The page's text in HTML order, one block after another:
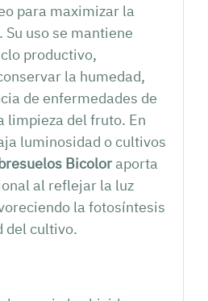
para maximizar la
uso se mantiene
productivo,
la humedad,
de enfermedades de
limpieza del fruto. En
luminosidad o cultivos
Bicoloraporta
al reflejar la luz
la fotosíntesis
del cultivo.